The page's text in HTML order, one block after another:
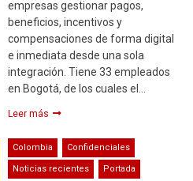
empresas gestionar pagos,
beneficios, incentivos y
compensaciones de forma digital
e inmediata desde una sola
integración. Tiene 33 empleados
en Bogotá, de los cuales el…
Leer más
Colombia Confidenciales
Noticias recientes Portada